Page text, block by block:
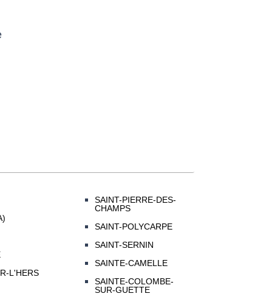
L'HERS
SAINT-PIERRE-DES-
CHAMPS
SAINT-POLYCARPE
SAINT-SERNIN
SAINTE-CAMELLE
SAINTE-COLOMBE-
SUR-GUETTE